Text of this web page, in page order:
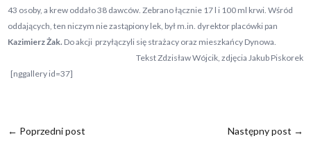
43 osoby, a krew oddało 38 dawców. Zebrano łącznie 17 l i 100 ml krwi. Wśród
oddających, ten niczym nie zastąpiony lek, był m.in. dyrektor placówki pan
Kazimierz Żak. Do akcji przyłączyli się strażacy oraz mieszkańcy Dynowa.
Tekst Zdzisław Wójcik, zdjęcia Jakub Piskorek
[nggallery id=37]
← Poprzedni post Następny post →